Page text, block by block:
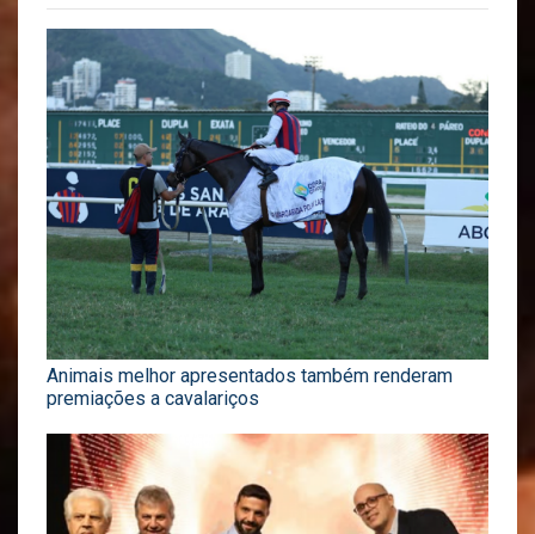
Animais melhor apresentados também renderam
premiações a cavalariços